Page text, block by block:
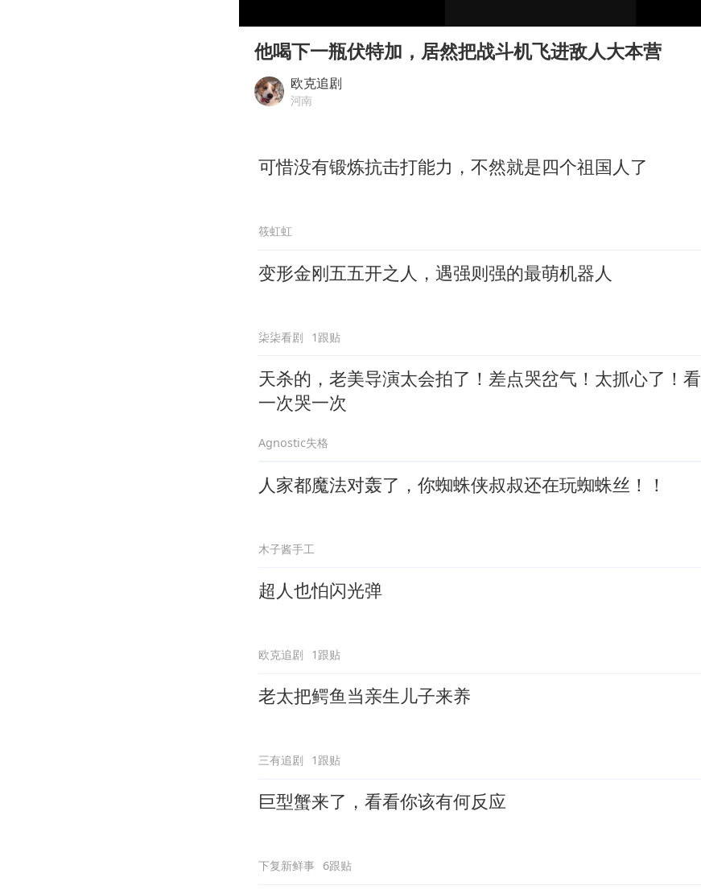
科创50指数跌幅扩大至2%
周星驰妈妈现身香港首映礼
大疆错失宇树
他喝下一瓶伏特加，居然把战斗机飞进敌人大本营
欧克追剧
河南
可惜没有锻炼抗击打能力，不然就是四个祖国人了
筱虹虹
变形金刚五五开之人，遇强则强的最萌机器人
柒柒看剧 1跟贴
天杀的，老美导演太会拍了！差点哭岔气！太抓心了！看
一次哭一次
Agnostic失格
人家都魔法对轰了，你蜘蛛侠叔叔还在玩蜘蛛丝！！
木子酱手工
超人也怕闪光弹
欧克追剧 1跟贴
老太把鳄鱼当亲生儿子来养
三有追剧 1跟贴
巨型蟹来了，看看你该有何反应
下复新鲜事 6跟贴